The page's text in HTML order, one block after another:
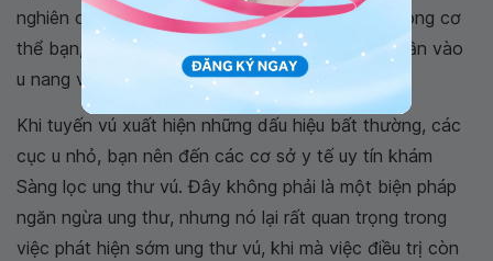
nghiên cứu cho thấy rằngestrogendư thừa trong cơ
thể bạn, có thể kích thích các mô vú, và góp phần vào
u nang vú.
Khi tuyến vú xuất hiện những dấu hiệu bất thường, các
cục u nhỏ, bạn nên đến các cơ sở y tế uy tín khám
Sàng lọc ung thư vú. Đây không phải là một biện pháp
ngăn ngừa ung thư, nhưng nó lại rất quan trọng trong
việc phát hiện sớm ung thư vú, khi mà việc điều trị còn